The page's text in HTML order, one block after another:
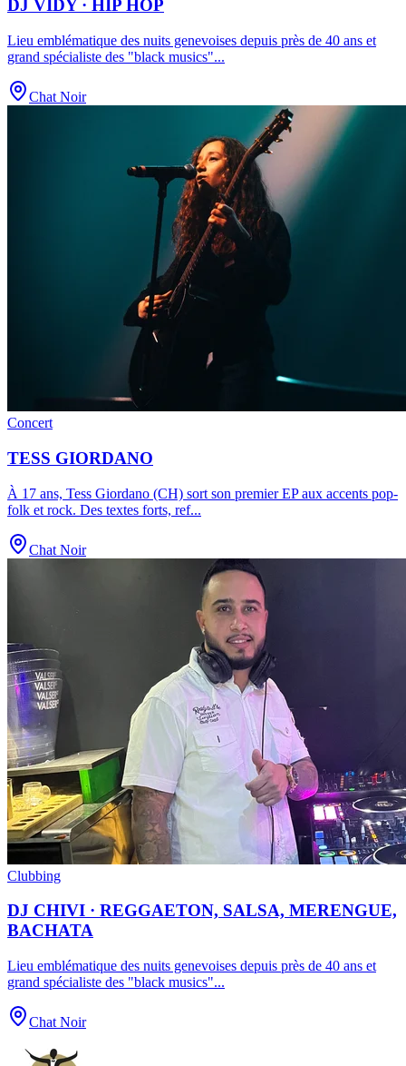
DJ VIDY · HIP HOP
Lieu emblématique des nuits genevoises depuis près de 40 ans et
grand spécialiste des "black musics"...
Chat Noir
Concert
TESS GIORDANO
À 17 ans, Tess Giordano (CH) sort son premier EP aux accents pop-
folk et rock. Des textes forts, ref...
Chat Noir
Clubbing
DJ CHIVI · REGGAETON, SALSA, MERENGUE,
BACHATA
Lieu emblématique des nuits genevoises depuis près de 40 ans et
grand spécialiste des "black musics"...
Chat Noir